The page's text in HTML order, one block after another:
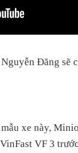
Đăng sẽ
xe này,
VF 3